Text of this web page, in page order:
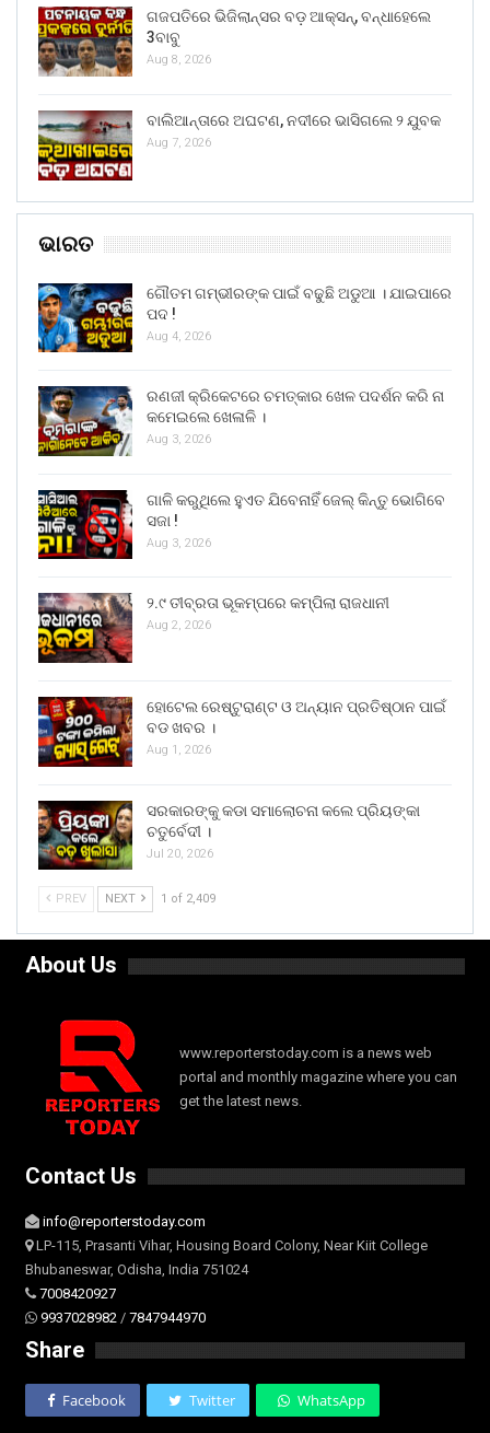
ଗଜପତିରେ ଭିଜିଲାନ୍ସର ବଡ଼ ଆକ୍ସନ୍, ବନ୍ଧାହେଲେ
3ବାବୁ
Aug 8, 2026
ବାଲିଆନ୍ତାରେ ଅଘଟଣ, ନଦୀରେ ଭାସିଗଲେ ୨ ଯୁବକ
Aug 7, 2026
ଭାରତ
ଗୌତମ ଗମ୍ଭୀରଙ୍କ ପାଇଁ ବଢୁଛି ଅଡୁଆ । ଯାଇପାରେ
ପଦ !
Aug 4, 2026
ରଣଜୀ କ୍ରିକେଟରେ ଚମତ୍କାର ଖେଳ ପଦର୍ଶନ କରି ନା
କମେଇଲେ ଖେଳାଳି ।
Aug 3, 2026
ଗାଳି କରୁଥିଲେ ହୁଏତ ଯିବେନାହିଁ ଜେଲ୍ କିନ୍ତୁ ଭୋଗିବେ
ସଜା !
Aug 3, 2026
୨.୯ ତୀବ୍ରତା ଭୂକମ୍ପରେ କମ୍ପିଲା ରାଜଧାନୀ
Aug 2, 2026
ହୋଟେଲ ରେଷ୍ଟୁରାଣ୍ଟ ଓ ଅନ୍ୟାନ ପ୍ରତିଷ୍ଠାନ ପାଇଁ
ବଡ ଖବର ।
Aug 1, 2026
ସରକାରଙ୍କୁ କଡା ସମାଲୋଚନା କଲେ ପ୍ରିୟଙ୍କା
ଚତୁର୍ବେଦୀ ।
Jul 20, 2026
PREV NEXT 1 of 2,409
About Us
www.reporterstoday.com is a news web
portal and monthly magazine where you can
get the latest news.
Contact Us
info@reporterstoday.com
LP-115, Prasanti Vihar, Housing Board Colony, Near Kiit College
Bhubaneswar, Odisha, India 751024
7008420927
9937028982 / 7847944970
Share
Facebook Twitter WhatsApp